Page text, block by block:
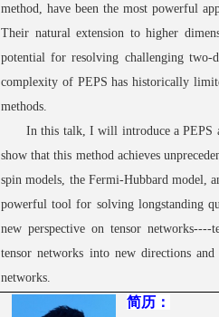
method, have been the most powerful
Their natural extension to higher
potential forresolving challenging two-
complexity of PEPS has historically
methods.
In this talk, I will introduce a PEPS
show thatthis method achieves
spin models, the Fermi-Hubbard model,
powerful tool for solving longstanding
new perspective on tensor
tensor networks into new directions
networks.
简历：